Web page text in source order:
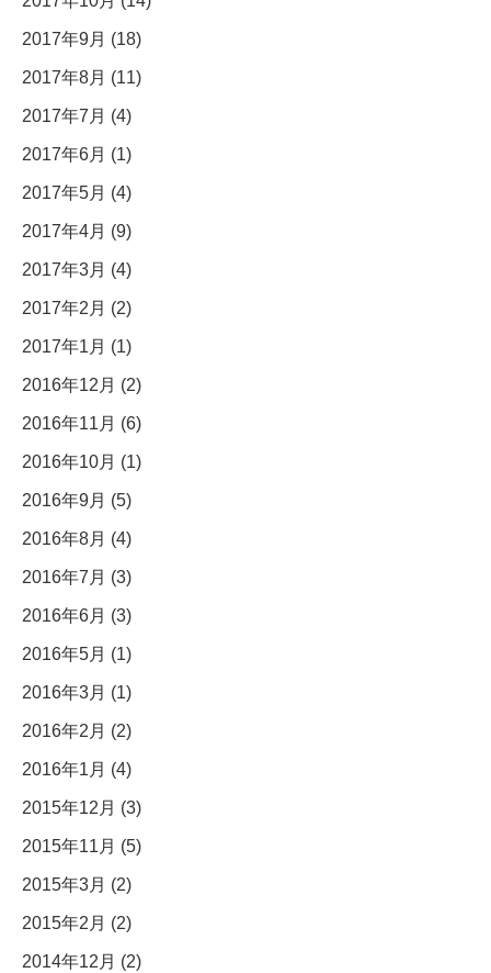
2017年9月 (18)
2017年8月 (11)
2017年7月 (4)
2017年6月 (1)
2017年5月 (4)
2017年4月 (9)
2017年3月 (4)
2017年2月 (2)
2017年1月 (1)
2016年12月 (2)
2016年11月 (6)
2016年10月 (1)
2016年9月 (5)
2016年8月 (4)
2016年7月 (3)
2016年6月 (3)
2016年5月 (1)
2016年3月 (1)
2016年2月 (2)
2016年1月 (4)
2015年12月 (3)
2015年11月 (5)
2015年3月 (2)
2015年2月 (2)
2014年12月 (2)